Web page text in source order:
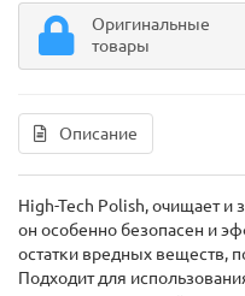
Оригинальные
товары
Описание
High-Tech Polish, очищает и
он особенно безопасен и
остатки вредных веществ,
Подходит для